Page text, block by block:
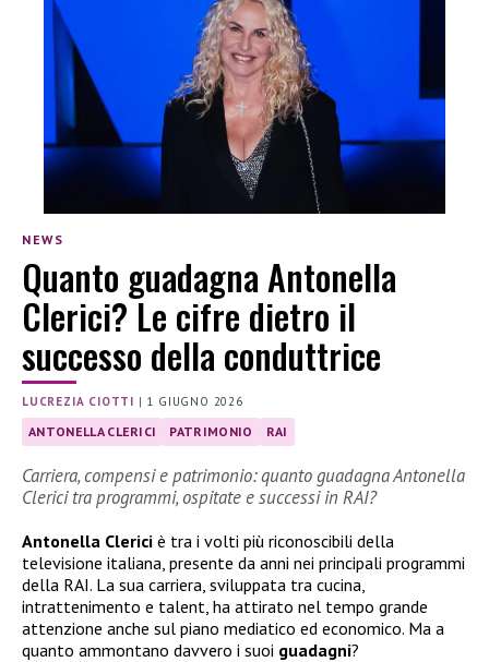
NEWS
Quanto guadagna Antonella
Clerici? Le cifre dietro il
successo della conduttrice
LUCREZIA CIOTTI | 1 GIUGNO 2026
ANTONELLA CLERICI PATRIMONIO RAI
Carriera, compensi e patrimonio: quanto guadagna Antonella
Clerici tra programmi, ospitate e successi in RAI?
Antonella Clerici è tra i volti più riconoscibili della
televisione italiana, presente da anni nei principali programmi
della RAI. La sua carriera, sviluppata tra cucina,
intrattenimento e talent, ha attirato nel tempo grande
attenzione anche sul piano mediatico ed economico. Ma a
quanto ammontano davvero i suoi guadagni?